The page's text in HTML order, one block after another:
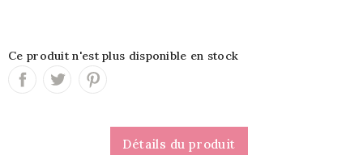
Ce produit n'est plus disponible en stock
Détails du produit